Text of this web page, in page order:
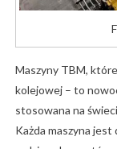
Maszyny TBM,
kolejowej – to
stosowana na
Każda maszyna